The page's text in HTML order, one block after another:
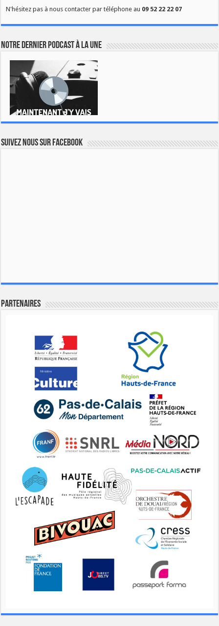
N'hésitez pas à nous contacter par téléphone au 09 52 22 22 07
Notre dernier podcast à la une
Suivez nous sur Facebook
Partenaires